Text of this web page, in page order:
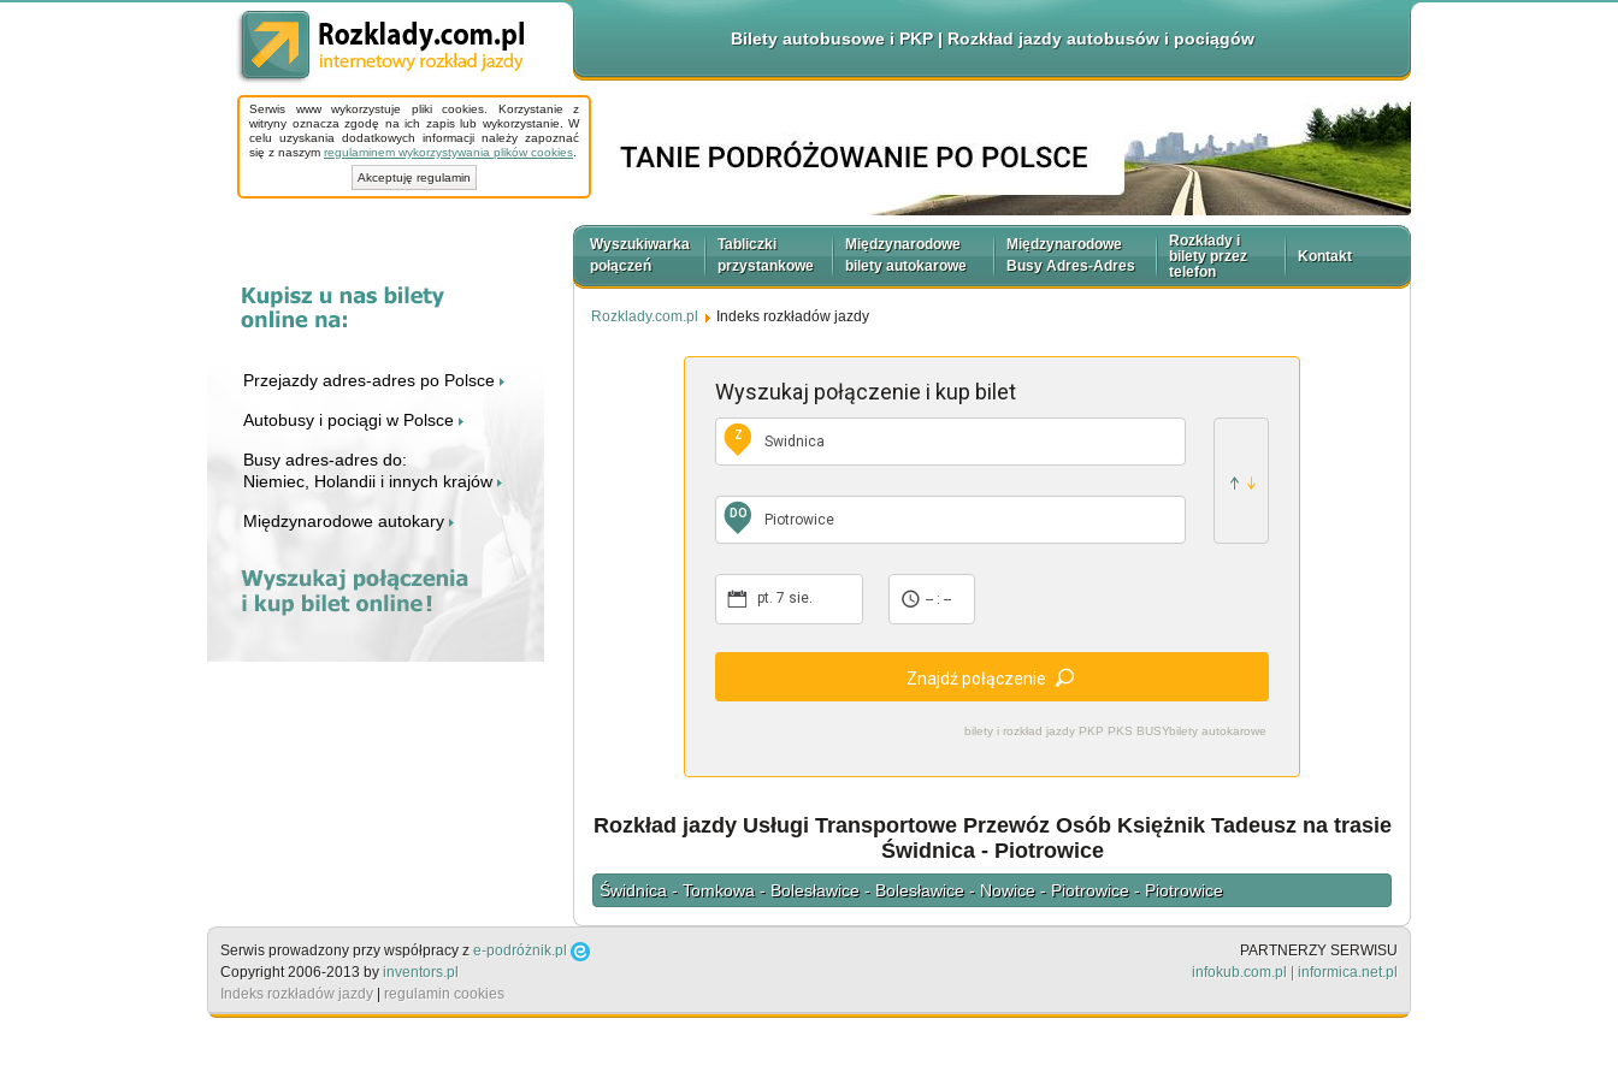
Bilety autobusowe i PKP | Rozkład jazdy autobusów i pociągów
Serwis www wykorzystuje pliki cookies. Korzystanie z
witryny oznacza zgodę na ich zapis lub wykorzystanie. W
celu uzyskania dodatkowych informacji należy zapoznać
się z naszym regulaminem wykorzystywania plików cookies
Akceptuję regulamin
Przejazdy adres-adres po Polsce
Autobusy i pociągi w Polsce
Busy adres-adres do:
Niemiec, Holandii i innych krajów
Międzynarodowe autokary
Wyszukiwarka
połączeń
Tabliczki
przystankowe
Międzynarodowe
bilety autokarowe
Międzynarodowe
Busy Adres-Adres
Rozkłady i
bilety przez
telefon
Kontakt
Rozklady.com.pl Indeks rozkładów jazdy
bilety i rozkład jazdy PKP PKS BUSYbilety autokarowe
Wyszukaj połączenie i kup bilet
Z
DO
pt. 7 sie. -- : --
Znajdź połączenie
Rozkład jazdy Usługi Transportowe Przewóz Osób Księżnik Tadeusz na trasie
Świdnica - Piotrowice
Świdnica - Tomkowa - Bolesławice - Bolesławice - Nowice - Piotrowice - Piotrowice
Serwis prowadzony przy współpracy z e-podróżnik.pl
Copyright 2006-2013 by inventors.pl
Indeks rozkładów jazdy | regulamin cookies
PARTNERZY SERWISU
infokub.com.pl | informica.net.pl